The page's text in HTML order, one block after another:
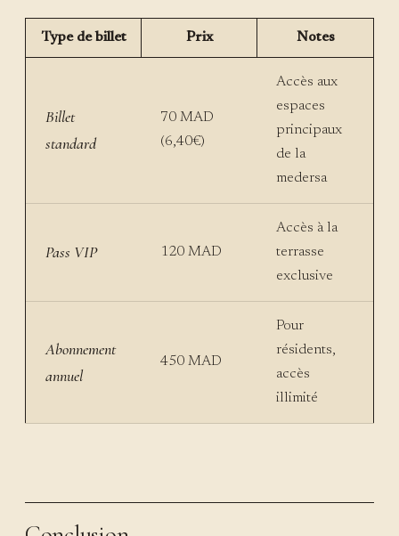
Type de billet Prix Notes
Billet
standard
70 MAD
(6,40€)
Accès aux
espaces
principaux
de la
medersa
Pass VIP 120 MAD
Accès à la
terrasse
exclusive
Abonnement
annuel
450 MAD
Pour
résidents,
accès
illimité